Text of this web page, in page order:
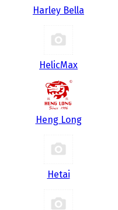
Harley Bella
HelicMax
Heng Long
Hetai